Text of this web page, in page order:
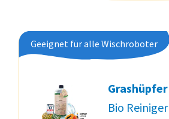
Geeignet für alle Wischroboter
Grashüpfer
Bio Reiniger